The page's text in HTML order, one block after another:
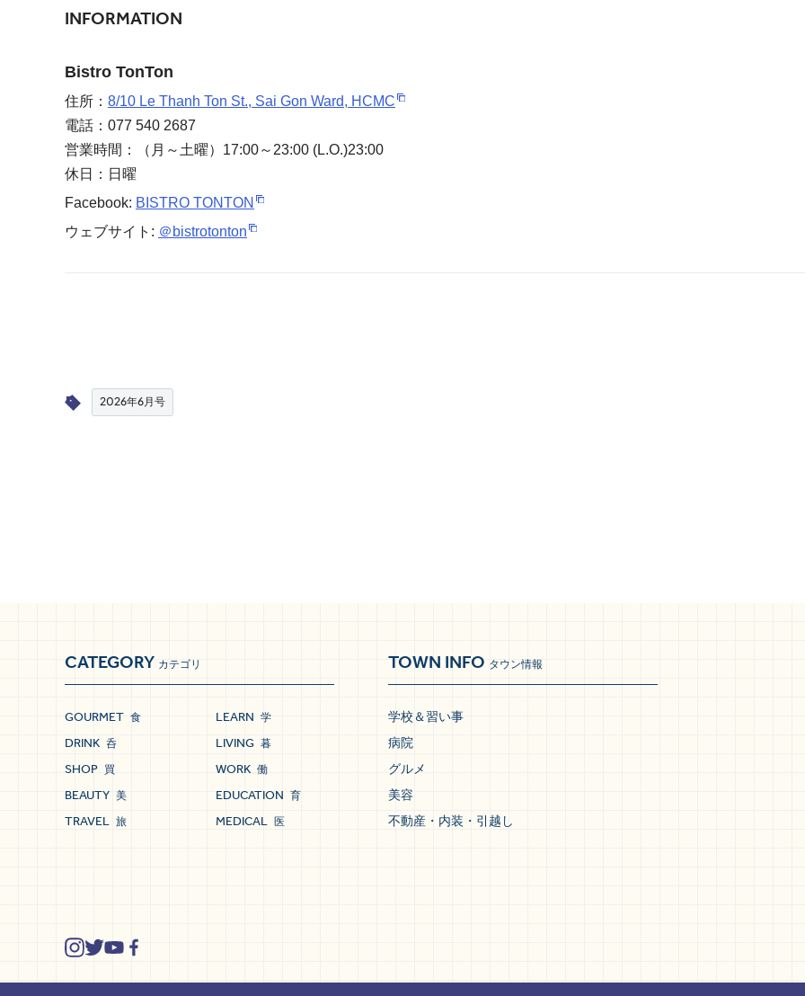
INFORMATION
Bistro TonTon
住所： 8/10 Le Thanh Ton St., Sai Gon Ward, HCMC
電話：077 540 2687
営業時間：（月～土曜）17:00～23:00 (L.O.)23:00
休日：日曜
Facebook: BISTRO TONTON
ウェブサイト: ＠bistrotonton
2026年6月号
CATEGORY カテゴリ
GOURMET 食
DRINK 呑
SHOP 買
BEAUTY 美
TRAVEL 旅
LEARN 学
LIVING 暮
WORK 働
EDUCATION 育
MEDICAL 医
TOWN INFO タウン情報
学校＆習い事
病院
グルメ
美容
不動産・内装・引越し